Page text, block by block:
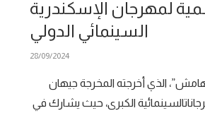
لمهرجان الإسكندرية
السينمائي الدولي
28/09/2024
الذي أخرجته المخرجة جيهان
الكبرى، حيث يشارك في